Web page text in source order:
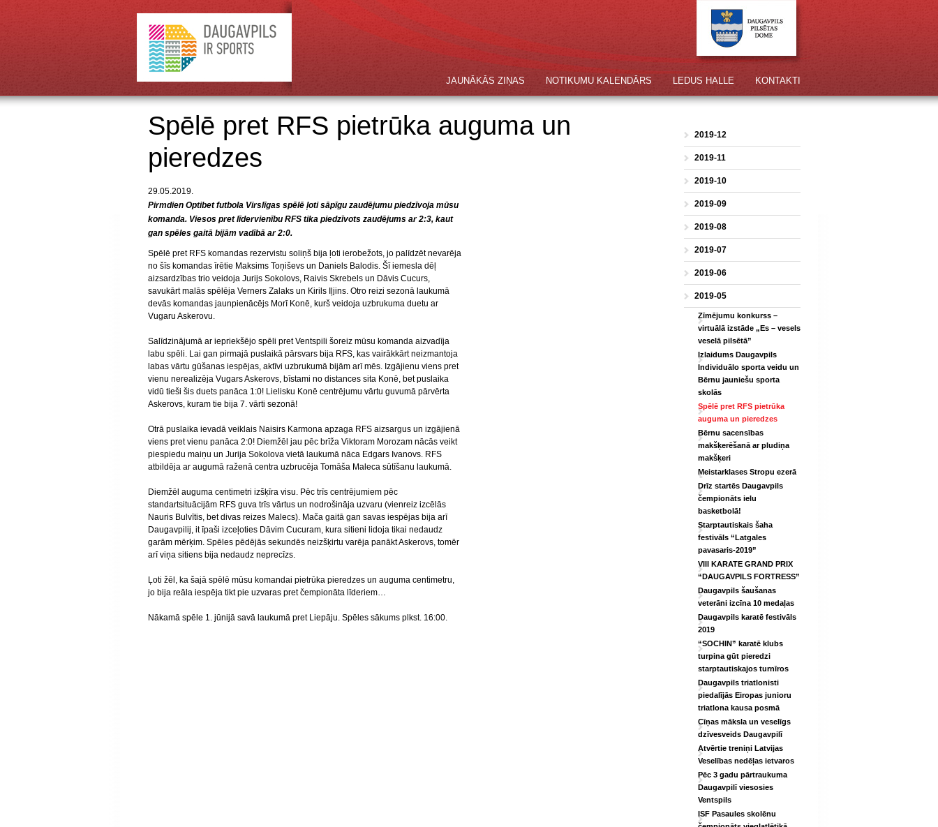
KONTAKTI
LEDUS HALLE
NOTIKUMU KALENDĀRS
JAUNĀKĀS ZIŅAS
2019-12
2019-11
2019-10
2019-09
2019-08
2019-07
2019-06
2019-05
Zīmējumu konkurss –
virtuālā izstāde „Es – vesels
veselā pilsētā”
Izlaidums Daugavpils
Individuālo sporta veidu un
Bērnu jauniešu sporta
skolās
Spēlē pret RFS pietrūka
auguma un pieredzes
Bērnu sacensības
makšķerēšanā ar pludiņa
makšķeri
Meistarklases Stropu ezerā
Drīz startēs Daugavpils
čempionāts ielu
basketbolā!
Starptautiskais šaha
festivāls “Latgales
pavasaris-2019”
VIII KARATE GRAND PRIX
“DAUGAVPILS FORTRESS”
Daugavpils šaušanas
veterāni izcīna 10 medaļas
Daugavpils karatē festivāls
2019
“SOCHIN” karatē klubs
turpina gūt pieredzi
starptautiskajos turnīros
Daugavpils triatlonisti
piedalījās Eiropas junioru
triatlona kausa posmā
Cīņas māksla un veselīgs
dzīvesveids Daugavpilī
Atvērtie treniņi Latvijas
Veselības nedēļas ietvaros
Pēc 3 gadu pārtraukuma
Daugavpilī viesosies
Ventspils
ISF Pasaules skolēnu
Spēlē pret RFS pietrūka auguma un
pieredzes
29.05.2019.
Pirmdien Optibet futbola Virslīgas spēlē ļoti sāpīgu zaudējumu piedzīvoja mūsu
komanda. Viesos pret līdervienību RFS tika piedzīvots zaudējums ar 2:3, kaut
gan spēles gaitā bijām vadībā ar 2:0.
Spēlē pret RFS komandas rezervistu soliņš bija ļoti ierobežots, jo palīdzēt nevarēja
no šīs komandas īrētie Maksims Toņiševs un Daniels Balodis. Šī iemesla dēļ
aizsardzības trio veidoja Jurijs Sokolovs, Raivis Skrebels un Dāvis Cucurs,
savukārt malās spēlēja Verners Zalaks un Kirils Iļjins. Otro reizi sezonā laukumā
devās komandas jaunpienācējs Morī Konē, kurš veidoja uzbrukuma duetu ar
Vugaru Askerovu.
Salīdzinājumā ar iepriekšējo spēli pret Ventspili šoreiz mūsu komanda aizvadīja
labu spēli. Lai gan pirmajā puslaikā pārsvars bija RFS, kas vairākkārt neizmantoja
labas vārtu gūšanas iespējas, aktīvi uzbrukumā bijām arī mēs. Izgājienu viens pret
vienu nerealizēja Vugars Askerovs, bīstami no distances sita Konē, bet puslaika
vidū tieši šis duets panāca 1:0! Lielisku Konē centrējumu vārtu guvumā pārvērta
Askerovs, kuram tie bija 7. vārti sezonā!
Otrā puslaika ievadā veiklais Naisirs Karmona apzaga RFS aizsargus un izgājienā
viens pret vienu panāca 2:0! Diemžēl jau pēc brīža Viktoram Morozam nācās veikt
piespiedu maiņu un Jurija Sokolova vietā laukumā nāca Edgars Ivanovs. RFS
atbildēja ar augumā raženā centra uzbrucēja Tomāša Maleca sūtīšanu laukumā.
Diemžēl auguma centimetri izšķīra visu. Pēc trīs centrējumiem pēc
standartsituācijām RFS guva trīs vārtus un nodrošināja uzvaru (vienreiz izcēlās
Nauris Bulvītis, bet divas reizes Malecs). Mača gaitā gan savas iespējas bija arī
Daugavpilij, it īpaši izceļoties Dāvim Cucuram, kura sitieni lidoja tikai nedaudz
garām mērķim. Spēles pēdējās sekundēs neizšķirtu varēja panākt Askerovs, tomēr
arī viņa sitiens bija nedaudz neprecīzs.
Ļoti žēl, ka šajā spēlē mūsu komandai pietrūka pieredzes un auguma centimetru,
jo bija reāla iespēja tikt pie uzvaras pret čempionāta līderiem…
Nākamā spēle 1. jūnijā savā laukumā pret Liepāju. Spēles sākums plkst. 16:00.